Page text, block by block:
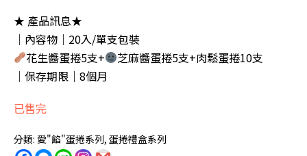
★ 產品訊息★
｜內容物｜20入/單支包裝
花生醬蛋捲5支+
芝麻醬蛋捲5支+肉鬆蛋捲10支
｜保存期限｜8個月
已售完
分類: 愛"餡"蛋捲系列, 蛋捲禮盒系列